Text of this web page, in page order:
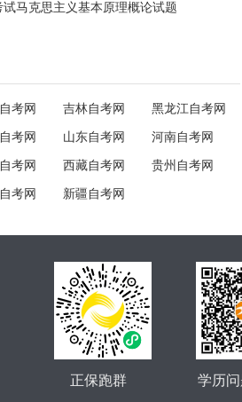
试马克思主义基本原理概论试题
考网 吉林自考网 黑龙江自考网
考网 山东自考网 河南自考网
考网 西藏自考网 贵州自考网
考网 新疆自考网
学历
正保跑群